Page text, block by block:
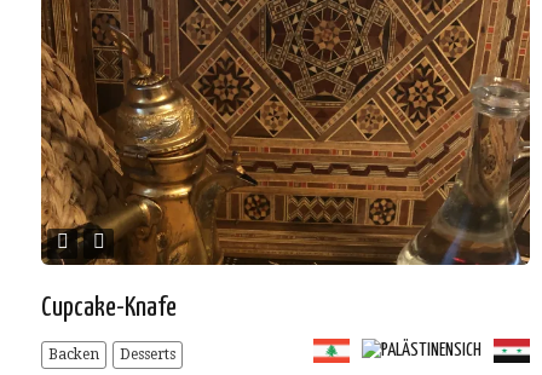
Cupcake-Knafe
Backen Desserts